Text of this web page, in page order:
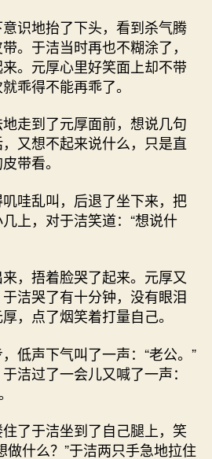
识地抬了下头，看到杀气腾
。于洁当时再也不糊涂了，
。元厚心里好笑面上却不带
乖得不能再乖了。
走到了元厚面前，想说几句
又想不起来说什么，只是直
带看。
哇乱叫，后退了坐下来，把
上，对于洁笑道：“想说什
，捂着脸哭了起来。元厚又
洁哭了有十分钟，没有眼泪
，点了烟笑着打量自己。
低声下气叫了一声：“老公。”
洁过了一会儿又喊了一声：
了于洁坐到了自己腿上，笑
做什么？”于洁两只手急地拉住